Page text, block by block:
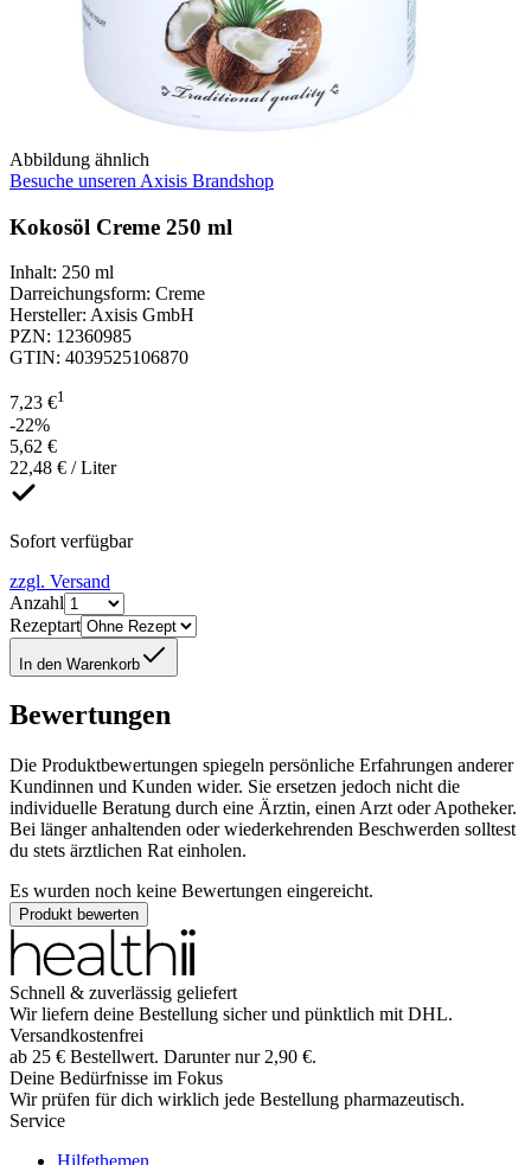
Abbildung ähnlich
Besuche unseren Axisis Brandshop
Kokosöl Creme 250 ml
Inhalt: 250 ml
Darreichungsform: Creme
Hersteller: Axisis GmbH
PZN: 12360985
GTIN: 4039525106870
7,23 €1
-22%
5,62 €
22,48 € / Liter
Sofort verfügbar
zzgl. Versand
Anzahl
Rezeptart
In den Warenkorb
Bewertungen
Die Produktbewertungen spiegeln persönliche Erfahrungen anderer
Kundinnen und Kunden wider. Sie ersetzen jedoch nicht die
individuelle Beratung durch eine Ärztin, einen Arzt oder Apotheker.
Bei länger anhaltenden oder wiederkehrenden Beschwerden solltest
du stets ärztlichen Rat einholen.
Es wurden noch keine Bewertungen eingereicht.
Produkt bewerten
Schnell & zuverlässig geliefert
Wir liefern deine Bestellung sicher und pünktlich mit DHL.
Versandkostenfrei
ab 25 € Bestellwert. Darunter nur 2,90 €.
Deine Bedürfnisse im Fokus
Wir prüfen für dich wirklich jede Bestellung pharmazeutisch.
Service